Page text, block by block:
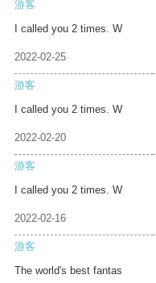
游客
I called you 2 times. W
2022-02-25
游客
I called you 2 times. W
2022-02-20
游客
I called you 2 times. W
2022-02-16
游客
The world's best fantas